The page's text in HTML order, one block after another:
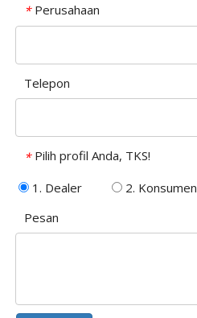
* Perusahaan
Telepon
* Pilih profil Anda, TKS!
1. Dealer
2. Konsumen
Pesan